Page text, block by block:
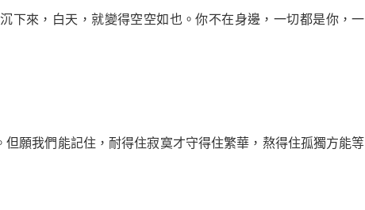
來，白天，就變得空空如也。你不在身邊，一切都是你，一
我們能記住，耐得住寂寞才守得住繁華，熬得住孤獨方能等